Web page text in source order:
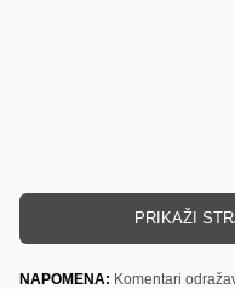
PRIKAŽI
NAPOMENA: Komentari